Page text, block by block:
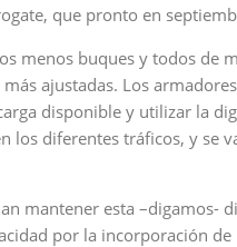
que pronto en
menos buques y todos de
ajustadas. Los
disponible y utilizar la
los diferentes tráficos, y se
mantener esta –digamos-
por la incorporación